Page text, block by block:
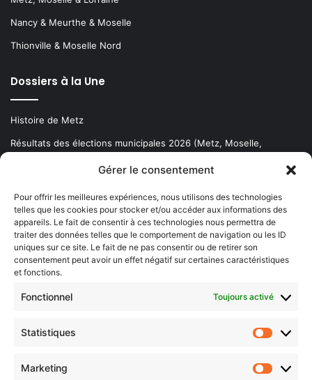
Gérer le consentement
Pour offrir les meilleures expériences, nous utilisons des technologies
telles que les cookies pour stocker et/ou accéder aux informations des
appareils. Le fait de consentir à ces technologies nous permettra de
traiter des données telles que le comportement de navigation ou les ID
uniques sur ce site. Le fait de ne pas consentir ou de retirer son
consentement peut avoir un effet négatif sur certaines caractéristiques
et fonctions.
Fonctionnel Toujours activé
Statistiques
Marketing
Nancy & Meurthe & Moselle
Thionville & Moselle Nord
Dossiers à la Une
Histoire de Metz
Résultats des élections municipales 2026 (Metz, Moselle,
Newsletter gratuite
Choisissez : matin, soir ou hebdo ?
votre